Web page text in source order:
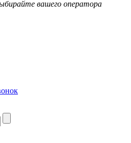
вашего оператора